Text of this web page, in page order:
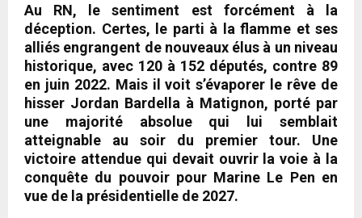
Au RN, le sentiment est forcément à la
déception. Certes, le parti à la flamme et ses
alliés engrangent de nouveaux élus à un niveau
historique, avec 120 à 152 députés, contre 89
en juin 2022. Mais il voit s’évaporer le rêve de
hisser Jordan Bardella à Matignon, porté par
une majorité absolue qui lui semblait
atteignable au soir du premier tour. Une
victoire attendue qui devait ouvrir la voie à la
conquête du pouvoir pour Marine Le Pen en
vue de la présidentielle de 2027.